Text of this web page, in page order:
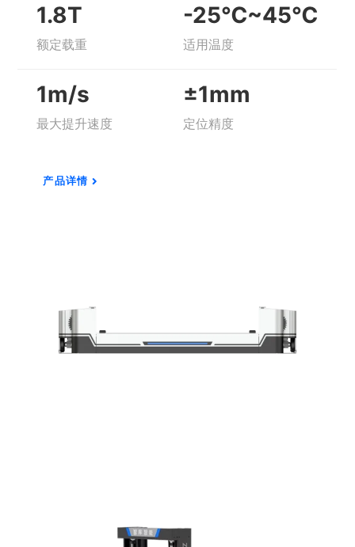
1.8T
额定载重
-25℃~45℃
适用温度
1m/s
最大提升速度
±1mm
定位精度
产品详情